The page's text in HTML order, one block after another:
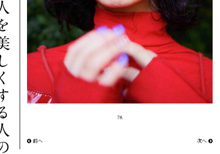
78
前へ 次へ